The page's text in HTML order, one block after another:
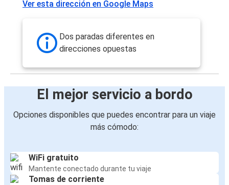
Ver esta dirección en Google Maps
Dos paradas diferentes en
direcciones opuestas
El mejor servicio a bordo
Opciones disponibles que puedes encontrar para un viaje
más cómodo:
WiFi gratuito
Mantente conectado durante tu viaje
Tomas de corriente